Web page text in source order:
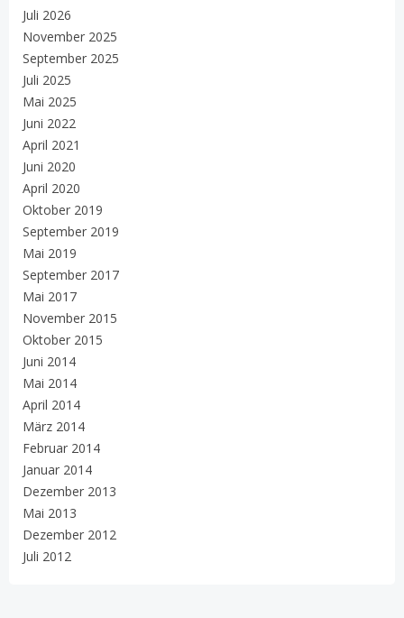
Juli 2026
November 2025
September 2025
Juli 2025
Mai 2025
Juni 2022
April 2021
Juni 2020
April 2020
Oktober 2019
September 2019
Mai 2019
September 2017
Mai 2017
November 2015
Oktober 2015
Juni 2014
Mai 2014
April 2014
März 2014
Februar 2014
Januar 2014
Dezember 2013
Mai 2013
Dezember 2012
Juli 2012